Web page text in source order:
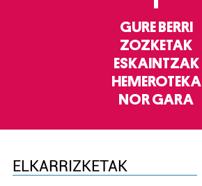
GURE BERRI
ZOZKETAK
ESKAINTZAK
HEMEROTEKA
NOR GARA
ELKARRIZKETAK